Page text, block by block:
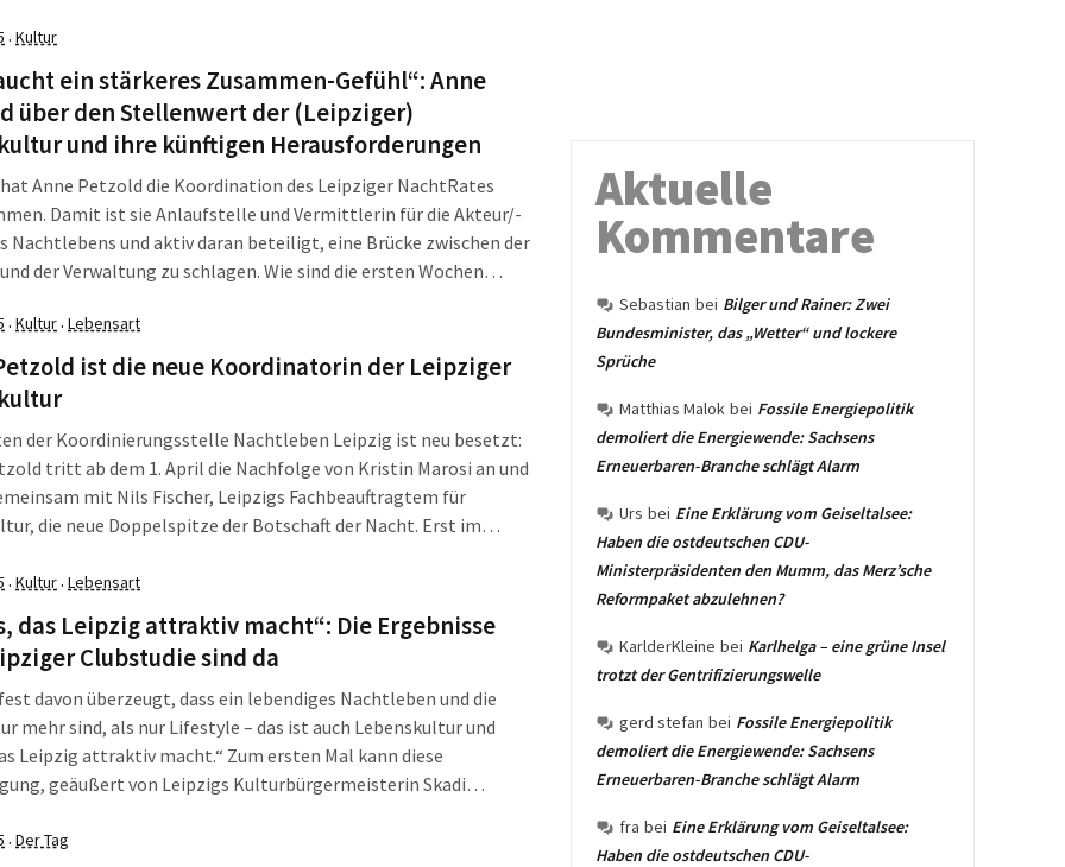
· Kultur
ein stärkeres Zusammen-Gefühl“: Anne
über den Stellenwert der (Leipziger)
und ihre künftigen Herausforderungen
Anne Petzold die Koordination des Leipziger NachtRates
Damit ist sie Anlaufstelle und Vermittlerin für die Akteur/-
Nachtlebens und aktiv daran beteiligt, eine Brücke zwischen der
und der Verwaltung zu schlagen. Wie sind die ersten Wochen
verbunden und über […]
· Kultur· Lebensart
ist die neue Koordinatorin der Leipziger
der Koordinierungsstelle Nachtleben Leipzig ist neu besetzt:
tritt ab dem 1. April die Nachfolge von Kristin Marosi an und
mit Nils Fischer, Leipzigs Fachbeauftragtem für
die neue Doppelspitze der Botschaft der Nacht. Erst im
der […]
· Kultur· Lebensart
das Leipzig attraktiv macht“: Die Ergebnisse
Clubstudie sind da
fest davon überzeugt, dass ein lebendiges Nachtleben und die
mehr sind, als nur Lifestyle – das ist auch Lebenskultur und
Leipzig attraktiv macht.“ Zum ersten Mal kann diese
geäußert von Leipzigs Kulturbürgermeisterin Skadi
Foyer des Museums der bildenden […]
· Der Tag
Aktuelle
Kommentare
Sebastian bei Bilger und Rainer: Zwei
Bundesminister, das „Wetter“ und lockere
Sprüche
Matthias Malok bei Fossile Energiepolitik
demoliert die Energiewende: Sachsens
Erneuerbaren-Branche schlägt Alarm
Urs bei Eine Erklärung vom Geiseltalsee:
Haben die ostdeutschen CDU-
Ministerpräsidenten den Mumm, das Merz’sche
Reformpaket abzulehnen?
KarlderKleine bei Karlhelga – eine grüne Insel
trotzt der Gentrifizierungswelle
gerd stefan bei Fossile Energiepolitik
demoliert die Energiewende: Sachsens
Erneuerbaren-Branche schlägt Alarm
fra bei Eine Erklärung vom Geiseltalsee:
Haben die ostdeutschen CDU-